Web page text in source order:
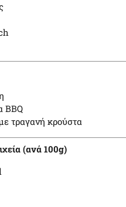
BBQ
τραγανή κρούστα
(ανά 100g)